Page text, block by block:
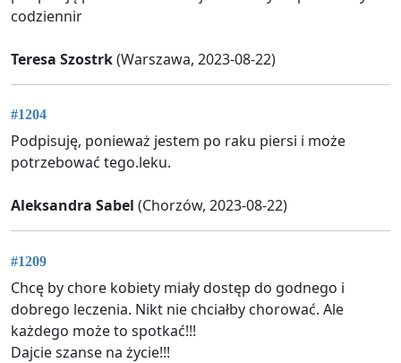
codziennir
Teresa Szostrk(Warszawa, 2023-08-22)
#1204
Podpisuję, ponieważ jestem po raku piersi i może
potrzebować tego.leku.
Aleksandra Sabel (Chorzów, 2023-08-22)
#1209
Chcę by chore kobiety miały dostęp do godnego i
dobrego leczenia. Nikt nie chciałby chorować. Ale
każdego może to spotkać!!!
Dajcie szanse na życie!!!